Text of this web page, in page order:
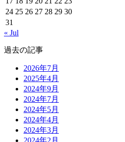
24 25 26 27 28 29 30
31
« Jul
過去の記事
2026年7月
2025年4月
2024年9月
2024年7月
2024年5月
2024年4月
2024年3月
2024年2月